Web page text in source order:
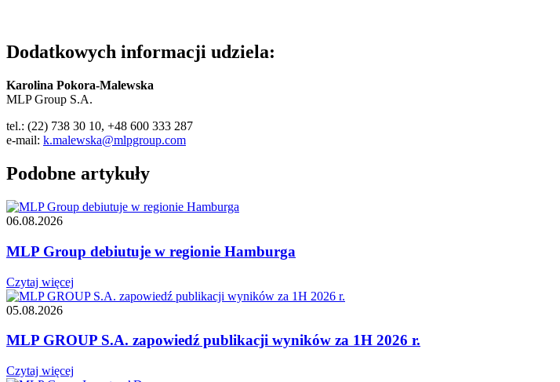
Dodatkowych informacji udziela:
Karolina Pokora-Malewska
MLP Group S.A.
tel.: (22) 738 30 10, +48 600 333 287
e-mail: k.malewska@mlpgroup.com
Podobne artykuły
06.08.2026
MLP Group debiutuje w regionie Hamburga
Czytaj więcej
05.08.2026
MLP GROUP S.A. zapowiedź publikacji wyników za 1H 2026 r.
Czytaj więcej